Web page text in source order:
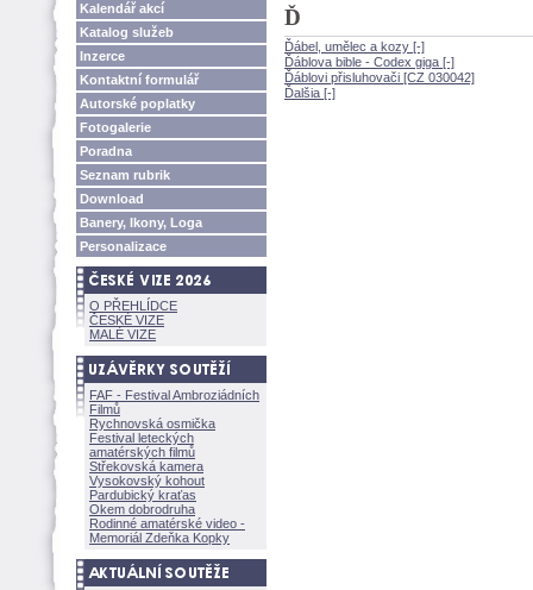
Kalendář akcí
Katalog služeb
Inzerce
Kontaktní formulář
Autorské poplatky
Fotogalerie
Poradna
Seznam rubrik
Download
Banery, Ikony, Loga
Personalizace
O PŘEHLÍDCE
ČESKÉ VIZE
MALÉ VIZE
FAF - Festival Ambroziádních
Filmů
Rychnovská osmička
Festival leteckých
amatérských filmů
Střekovská kamera
Vysokovský kohout
Pardubický kraťas
Okem dobrodruha
Rodinné amatérské video -
Memoriál Zdeňka Kopky
Ď
Ďábel, umělec a kozy [-]
Ďáblova bible - Codex giga [-]
Ďáblovi přisluhovači [CZ 030042]
Ďalšia [-]